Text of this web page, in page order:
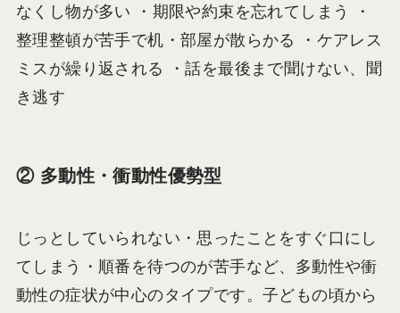
なくし物が多い ・期限や約束を忘れてしまう ・
整理整頓が苦手で机・部屋が散らかる ・ケアレス
ミスが繰り返される ・話を最後まで聞けない、聞
き逃す
② 多動性・衝動性優勢型
じっとしていられない・思ったことをすぐ口にし
てしまう・順番を待つのが苦手など、多動性や衝
動性の症状が中心のタイプです。子どもの頃から